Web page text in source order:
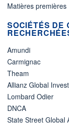
Matières premières
SOCIÉTÉS DE
Amundi
Carmignac
Theam
Allianz Global
Lombard Odier
DNCA
State Street Global